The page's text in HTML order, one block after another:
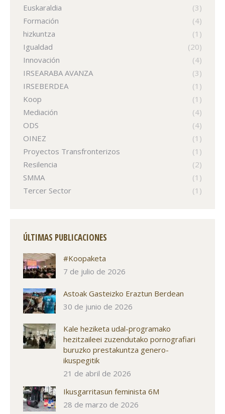
Euskaraldia
(3)
Formación
(4)
hizkuntza
(1)
Igualdad
(20)
Innovación
(4)
IRSEARABA AVANZA
(3)
IRSEBERDEA
(1)
Koop
(1)
Mediación
(4)
ODS
(4)
OINEZ
(1)
Proyectos Transfronterizos
(1)
Resilencia
(2)
SMMA
(1)
Tercer Sector
(1)
ÚLTIMAS PUBLICACIONES
#Koopaketa
7 de julio de 2026
Astoak Gasteizko Eraztun Berdean
30 de junio de 2026
Kale heziketa udal-programako
hezitzaileei zuzendutako pornografiari
buruzko prestakuntza genero-
ikuspegitik
21 de abril de 2026
Ikusgarritasun feminista 6M
28 de marzo de 2026